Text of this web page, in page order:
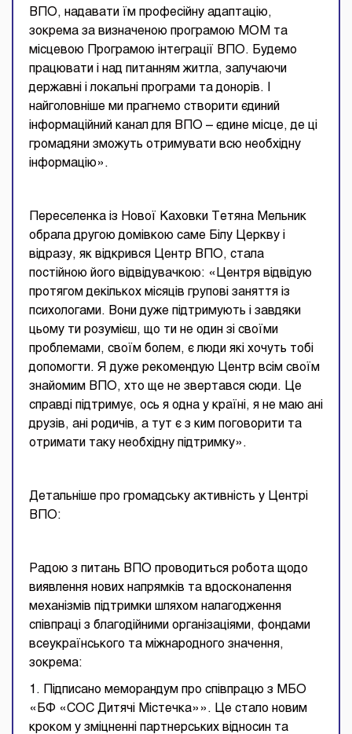
ВПО, надавати їм професійну адаптацію,
зокрема за визначеною програмою МОМ та
місцевою Програмою інтеграції ВПО. Будемо
працювати і над питанням житла, залучаючи
державні і локальні програми та донорів. І
найголовніше ми прагнемо створити єдиний
інформаційний канал для ВПО – єдине місце, де ці
громадяни зможуть отримувати всю необхідну
інформацію».
Переселенка із Нової Каховки Тетяна Мельник
обрала другою домівкою саме Білу Церкву і
відразу, як відкрився Центр ВПО, стала
постійною його відвідувачкою: «Центря відвідую
протягом декількох місяців групові заняття із
психологами. Вони дуже підтримують і завдяки
цьому ти розумієш, що ти не один зі своїми
проблемами, своїм болем, є люди які хочуть тобі
допомогти. Я дуже рекомендую Центр всім своїм
знайомим ВПО, хто ще не звертався сюди. Це
справді підтримує, ось я одна у країні, я не маю ані
друзів, ані родичів, а тут є з ким поговорити та
отримати таку необхідну підтримку».
Детальніше про громадську активність у Центрі
ВПО:
Радою з питань ВПО проводиться робота щодо
виявлення нових напрямків та вдосконалення
механізмів підтримки шляхом налагодження
співпраці з благодійними організаціями, фондами
всеукраїнського та міжнародного значення,
зокрема:
1. Підписано меморандум про співпрацю з МБО
«БФ «СОС Дитячі Містечка»». Це стало новим
кроком у зміцненні партнерських відносин та